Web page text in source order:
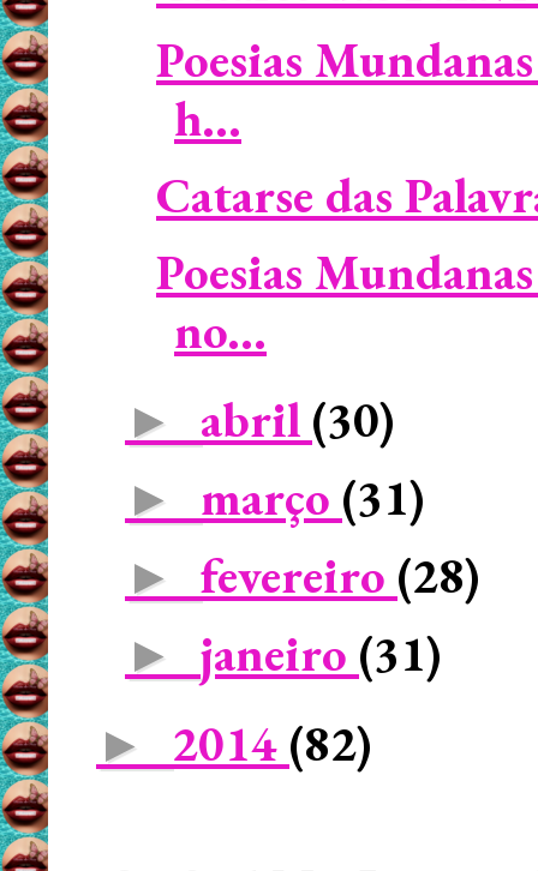
Poesias
h...
Catarse das
Poesias
no...
► abril (30)
► março (31)
► fevereiro (28)
► janeiro (31)
► 2014 (82)